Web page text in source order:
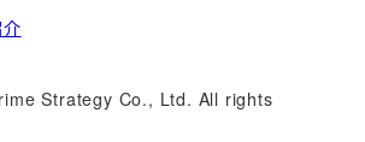
Strategy Co., Ltd. All rights